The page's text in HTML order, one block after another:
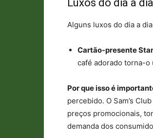
Luxos do dia a
Alguns luxos do dia a
Cartão-presente
café adorado torna-o
Por que isso é
percebido. O Sam’s
preços promocionais,
demanda dos